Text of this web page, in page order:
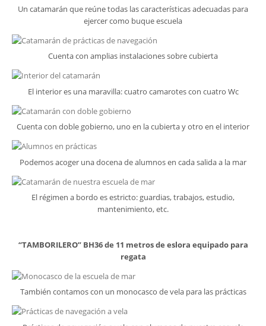
Un catamarán que reúne todas las características adecuadas para
ejercer como buque escuela
Cuenta con amplias instalaciones sobre cubierta
El interior es una maravilla: cuatro camarotes con cuatro Wc
Cuenta con doble gobierno, uno en la cubierta y otro en el interior
Podemos acoger una docena de alumnos en cada salida a la mar
El régimen a bordo es estricto: guardias, trabajos, estudio,
mantenimiento, etc.
“TAMBORILERO” BH36 de 11 metros de eslora equipado para
regata
También contamos con un monocasco de vela para las prácticas